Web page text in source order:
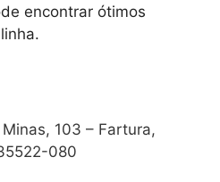
encontrar ótimos
103 – Fartura,
080